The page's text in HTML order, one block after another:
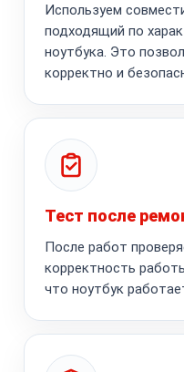
Используем
подходящий по
ноутбука. Это
корректно и
Тест после
После работ
корректность
что ноутбук